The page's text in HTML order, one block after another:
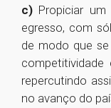
c) Propiciar
egresso, com
de modo que
competitividade
repercutindo
no avanço do